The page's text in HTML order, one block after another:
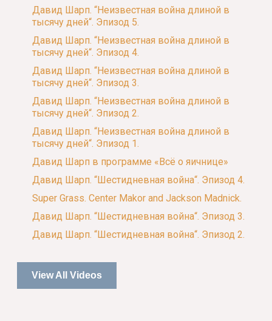
Давид Шарп. “Неизвестная война длиной в
тысячу дней“. Эпизод 5.
Давид Шарп. “Неизвестная война длиной в
тысячу дней“. Эпизод 4.
Давид Шарп. “Неизвестная война длиной в
тысячу дней“. Эпизод 3.
Давид Шарп. “Неизвестная война длиной в
тысячу дней“. Эпизод 2.
Давид Шарп. “Неизвестная война длиной в
тысячу дней“. Эпизод 1.
Давид Шарп в программе «Всё о яичнице»
Давид Шарп. “Шестидневная война“. Эпизод 4.
Super Grass. Center Makor and Jackson Madnick.
Давид Шарп. “Шестидневная война“. Эпизод 3.
Давид Шарп. “Шестидневная война“. Эпизод 2.
View All Videos